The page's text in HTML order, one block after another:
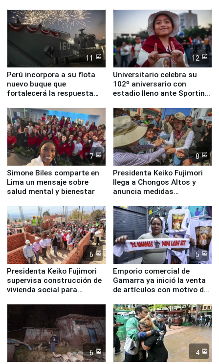
11
Perú incorpora a su flota
nuevo buque que
fortalecerá la respuesta
12
Universitario celebra su
102º aniversario con
estadio lleno ante Sporting
7
Simone Biles comparte en
Lima un mensaje sobre
salud mental y bienestar
8
Presidenta Keiko Fujimori
llega a Chongos Altos y
anuncia medidas
educación, salud y empleo
6
Presidenta Keiko Fujimori
supervisa construcción de
vivienda social para
5
Emporio comercial de
Gamarra ya inició la venta
de artículos con motivo de
6 4